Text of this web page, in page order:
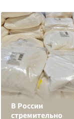
В России
стремительно